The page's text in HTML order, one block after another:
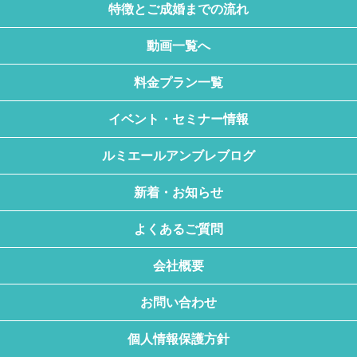
特徴とご成婚までの流れ
動画一覧へ
料金プラン一覧
イベント・セミナー情報
ルミエールアンブレブログ
新着・お知らせ
よくあるご質問
会社概要
お問い合わせ
個人情報保護方針